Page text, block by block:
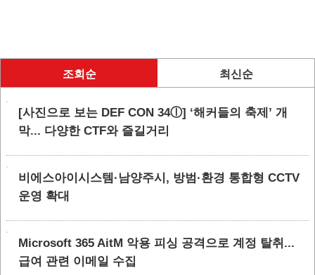
조회순 최신순
[사진으로 보는 DEF CON 34ⓛ] ‘해커들의 축제’ 개
막... 다양한 CTF와 즐길거리
비에스아이시스템·남양주시, 방범·환경 통합형 CCTV
운영 확대
Microsoft 365 AitM 악용 피싱 공격으로 계정 탈취...
급여 관련 이메일 수집